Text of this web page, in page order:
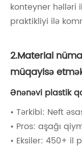
konteyner həlləri
praktikliyi ilə
2.Material
müqayisə
Ənənəvi plastik
• Tərkibi: Neft
• Pros: aşağı
• Eksiler: 450+